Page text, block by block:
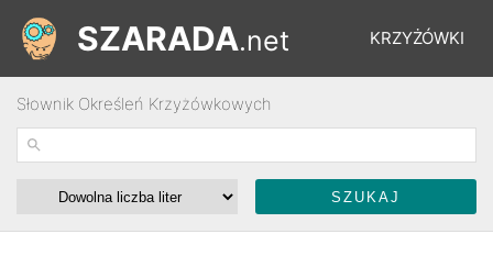
KRZYŻÓWKI
ŁAMIGŁÓWKI
SZARADA.net
Słownik Określeń Krzyżówkowych